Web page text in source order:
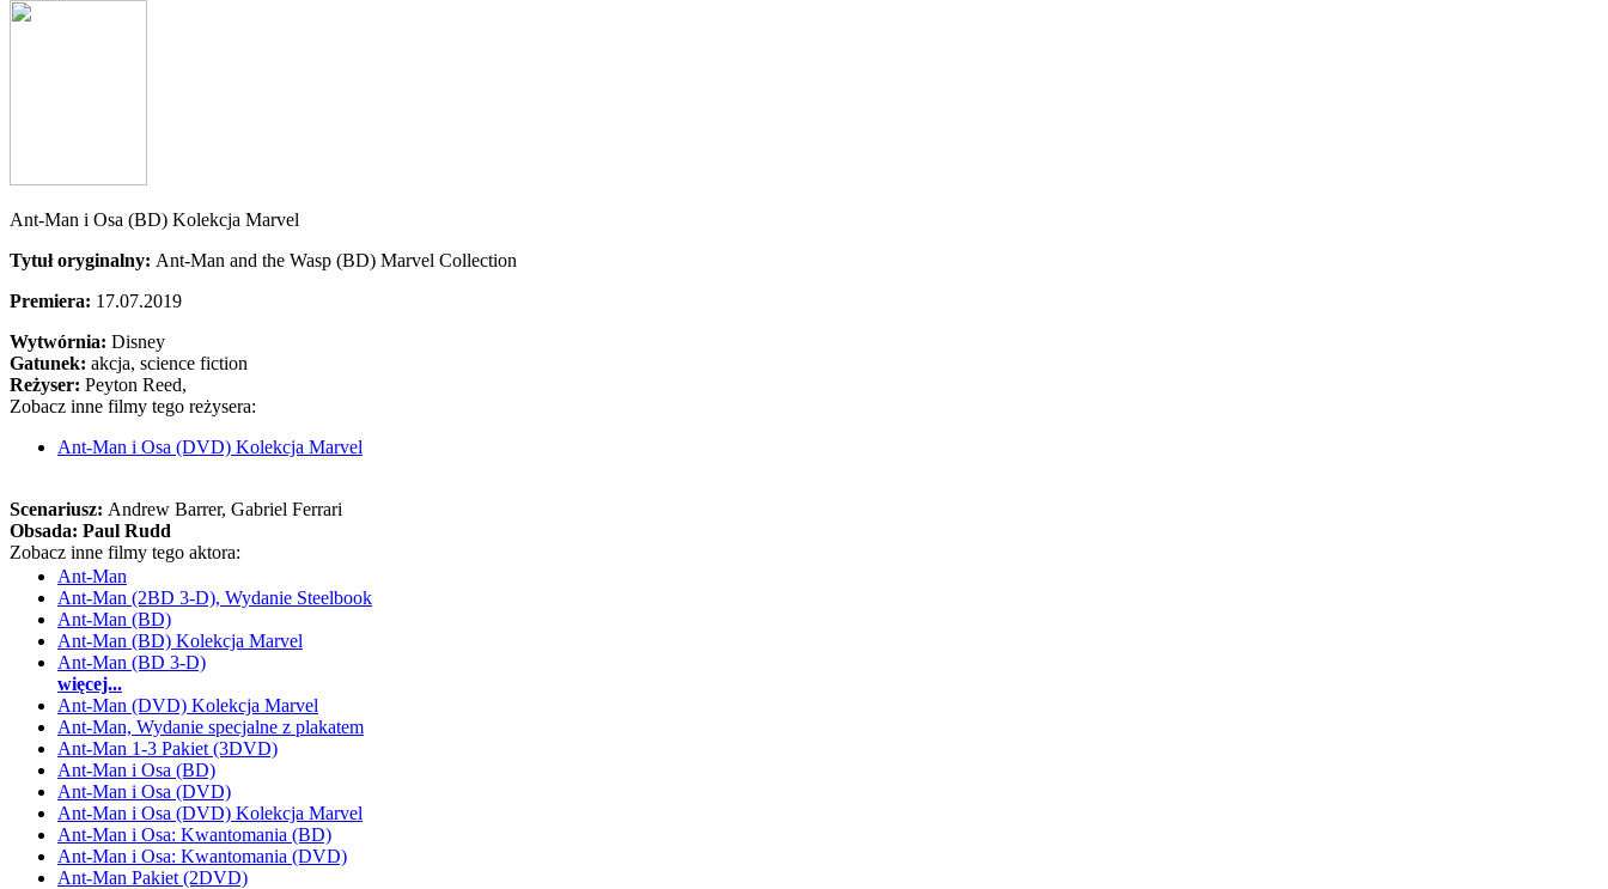
Ant-Man i Osa (BD) Kolekcja Marvel
Tytuł oryginalny: Ant-Man and the Wasp (BD) Marvel Collection
Premiera: 17.07.2019
Wytwórnia: Disney
Gatunek: akcja, science fiction
Reżyser: Peyton Reed,
Zobacz inne filmy tego reżysera:
Ant-Man i Osa (DVD) Kolekcja Marvel
Scenariusz: Andrew Barrer, Gabriel Ferrari
Obsada: Paul Rudd
Zobacz inne filmy tego aktora:
Ant-Man
Ant-Man (2BD 3-D), Wydanie Steelbook
Ant-Man (BD)
Ant-Man (BD) Kolekcja Marvel
Ant-Man (BD 3-D)
więcej...
Ant-Man (DVD) Kolekcja Marvel
Ant-Man, Wydanie specjalne z plakatem
Ant-Man 1-3 Pakiet (3DVD)
Ant-Man i Osa (BD)
Ant-Man i Osa (DVD)
Ant-Man i Osa (DVD) Kolekcja Marvel
Ant-Man i Osa: Kwantomania (BD)
Ant-Man i Osa: Kwantomania (DVD)
Ant-Man Pakiet (2DVD)